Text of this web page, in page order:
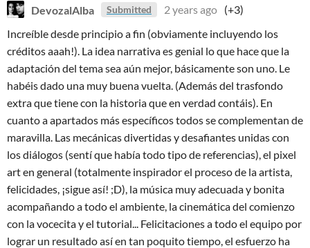
DevozalAlba Submitted 2 years ago (+3)
Increíble desde principio a fin (obviamente incluyendo los
créditos aaah!). La idea narrativa es genial lo que hace que la
adaptación del tema sea aún mejor, básicamente son uno. Le
habéis dado una muy buena vuelta. (Además del trasfondo
extra que tiene con la historia que en verdad contáis). En
cuanto a apartados más específicos todos se complementan de
maravilla. Las mecánicas divertidas y desafiantes unidas con
los diálogos (sentí que había todo tipo de referencias), el pixel
art en general (totalmente inspirador el proceso de la artista,
felicidades, ¡sigue así! ;D), la música muy adecuada y bonita
acompañando a todo el ambiente, la cinemática del comienzo
con la vocecita y el tutorial... Felicitaciones a todo el equipo por
lograr un resultado así en tan poquito tiempo, el esfuerzo ha